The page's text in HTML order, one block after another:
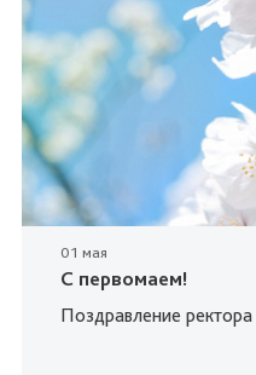
01 мая
С первомаем!
Поздравление